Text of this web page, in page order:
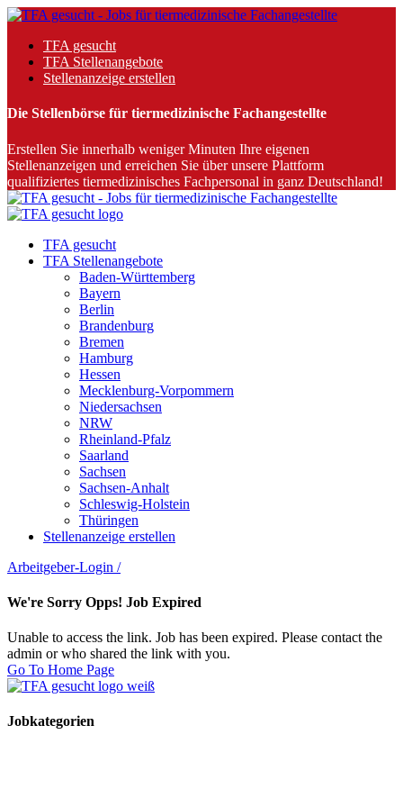
TFA gesucht
TFA Stellenangebote
Stellenanzeige erstellen
Die Stellenbörse für tiermedizinische Fachangestellte
Erstellen Sie innerhalb weniger Minuten Ihre eigenen
Stellenanzeigen und erreichen Sie über unsere Plattform
qualifiziertes tiermedizinisches Fachpersonal in ganz Deutschland!
TFA gesucht
TFA Stellenangebote
Baden-Württemberg
Bayern
Berlin
Brandenburg
Bremen
Hamburg
Hessen
Mecklenburg-Vorpommern
Niedersachsen
NRW
Rheinland-Pfalz
Saarland
Sachsen
Sachsen-Anhalt
Schleswig-Holstein
Thüringen
Stellenanzeige erstellen
Arbeitgeber-Login /
We're Sorry Opps! Job Expired
Unable to access the link. Job has been expired. Please contact the
admin or who shared the link with you.
Go To Home Page
Jobkategorien